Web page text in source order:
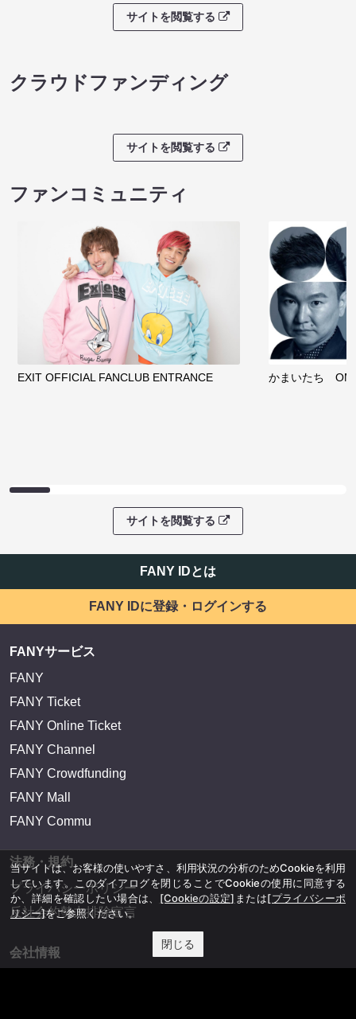
サイトを閲覧する
クラウドファンディング
サイトを閲覧する
ファンコミュニティ
EXIT OFFICIAL FANCLUB ENTRANCE かまいたち
サイトを閲覧する
FANY IDとは
FANY IDに登録・ログインする
FANYサービス
FANY
FANY Ticket
FANY Online Ticket
FANY Channel
FANY Crowdfunding
FANY Mall
FANY Commu
法務・規約
プライバシーポリシー
反社会的勢力排除宣言
会社情報
当サイトは、お客様の使いやすさ、利用状況の分析のためCookieを利用
しています。このダイアログを閉じることでCookieの使用に同意する
か、詳細を確認したい場合は、 [Cookieの設定] または[プライバシーポ
リシー]をご参照ください。
閉じる